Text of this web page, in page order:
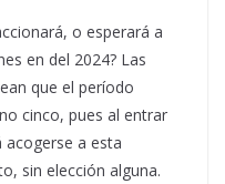
o esperará a
en del 2024? Las
que el período
cinco, pues al entrar
acogerse a esta
sin elección alguna.